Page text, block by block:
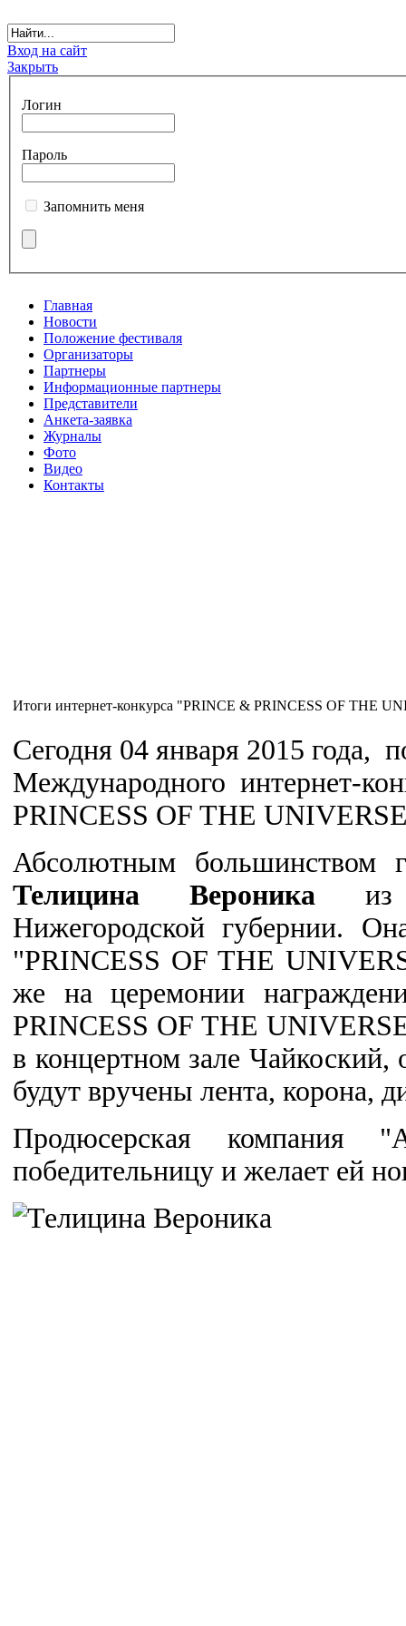
Вход на сайт
Закрыть
Логин
Пароль
Запомнить меня
Главная
Новости
Положение фестиваля
Организаторы
Партнеры
Информационные партнеры
Представители
Анкета-заявка
Журналы
Фото
Видео
Контакты
Итоги интернет-конкурса "PRINCE & PRINCESS OF THE
Сегодня 04 января 2015 года,
Международного интернет-
PRINCESS OF THE
Абсолютным большинством
Телицина Вероника из
Нижегородской губернии.
"PRINCESS OF THE
же на церемонии
PRINCESS OF THE
в концертном зале
будут вручены лента, корона,
Продюсерская компания
победительницу и желает ей